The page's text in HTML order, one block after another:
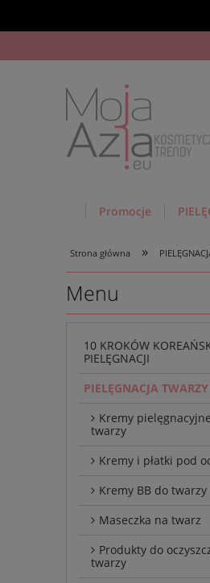
Promocje
Strona główna »
Menu
10 KROKÓW
PIELĘGNACJI
PIELĘGNACJA TWARZY
Kremy
twarzy
Kremy i płatki pod
Kremy BB do twarzy
Maseczka na twarz
Produkty do
twarzy